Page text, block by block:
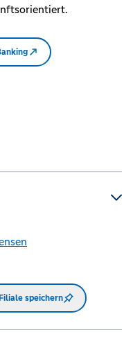
speichern